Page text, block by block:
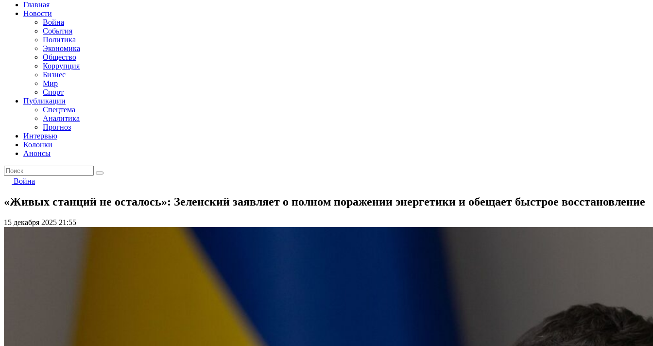
Главная
Новости
Война
События
Политика
Экономика
Общество
Коррупция
Бизнес
Мир
Спорт
Публикации
Спецтема
Аналитика
Прогноз
Интервью
Колонки
Анонсы
Война
«Живых станций не осталось»: Зеленский заявляет о полном поражении энергетики и обещает быстрое восстановление
15 декабря 2025 21:55